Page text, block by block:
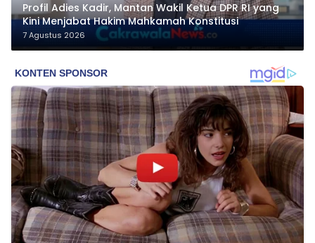
Profil Adies Kadir, Mantan Wakil Ketua DPR RI yang
Kini Menjabat Hakim Mahkamah Konstitusi
7 Agustus 2026